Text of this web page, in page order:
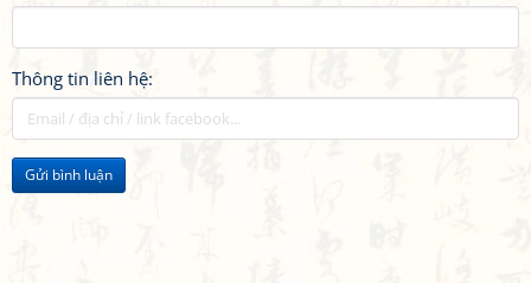
Thông tin liên hệ:
Gửi bình luận